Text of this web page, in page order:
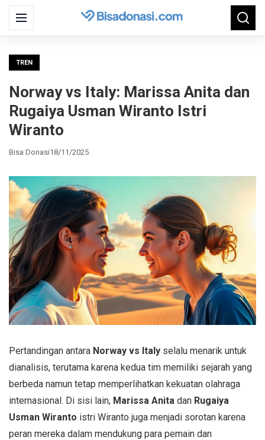
Menu
Search
for:
TREN
Norway vs Italy: Marissa Anita dan
Rugaiya Usman Wiranto Istri
Wiranto
Bisa Donasi18/11/2025
Pertandingan antara Norway vs Italy selalu menarik untuk
dianalisis, terutama karena kedua tim memiliki sejarah yang
berbeda namun tetap memperlihatkan kekuatan olahraga
internasional. Di sisi lain, Marissa Anita dan Rugaiya
Usman Wiranto istri Wiranto juga menjadi sorotan karena
peran mereka dalam mendukung para pemain dan